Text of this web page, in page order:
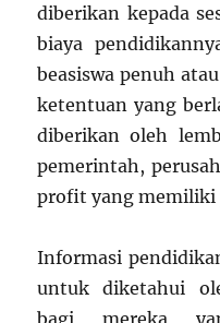
diberikan kepada
biaya
beasiswa penuh
ketentuan yang
diberikan oleh
pemerintah,
profit yang memiliki
Informasi
untuk diketahui
bagi mereka